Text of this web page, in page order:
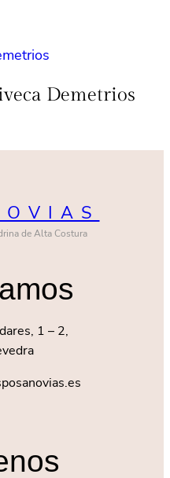
Demetrios
de Alta Costura
1 – 2,